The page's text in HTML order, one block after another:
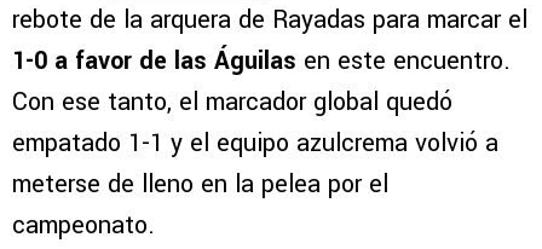
rebote de la arquera de Rayadas para marcar el
1-0 a favor de las Águilas en este encuentro.
Con ese tanto, el marcador global quedó
empatado 1-1 y el equipo azulcrema volvió a
meterse de lleno en la pelea por el
campeonato.